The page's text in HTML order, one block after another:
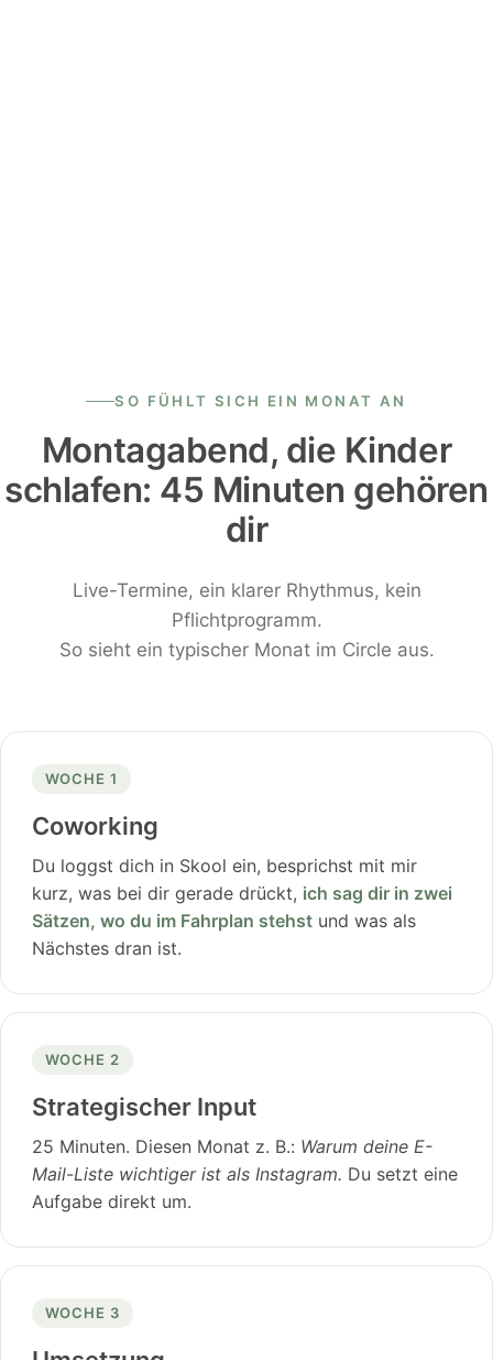
SO FÜHLT SICH EIN MONAT AN
Montagabend, die Kinder
schlafen: 45 Minuten gehören
dir
Live-Termine, ein klarer Rhythmus, kein
Pflichtprogramm.
So sieht ein typischer Monat im Circle aus.
WOCHE 1
Coworking
Du loggst dich in Skool ein, besprichst mit mir
kurz, was bei dir gerade drückt, ich sag dir in zwei
Sätzen, wo du im Fahrplan stehst und was als
Nächstes dran ist.
WOCHE 2
Strategischer Input
25 Minuten. Diesen Monat z. B.: Warum deine E-
Mail-Liste wichtiger ist als Instagram. Du setzt eine
Aufgabe direkt um.
WOCHE 3